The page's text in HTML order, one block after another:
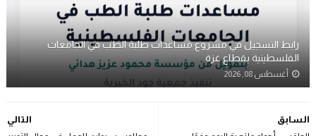
رابط التسجيل في مشروع مساعدات طلبة الطب في الجامعات
الفلسطينية بقطاع غزة
أغسطس 08, 2026
التالي
السابق